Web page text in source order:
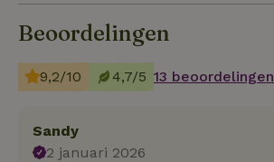
Beoordelingen
9,2/10 4,7/5 13 beoordelingen
Sandy
2 januari 2026